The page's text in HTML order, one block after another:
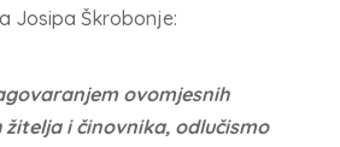
Josipa Škrobonje:
ovomjesnih
i činovnika, odlučismo